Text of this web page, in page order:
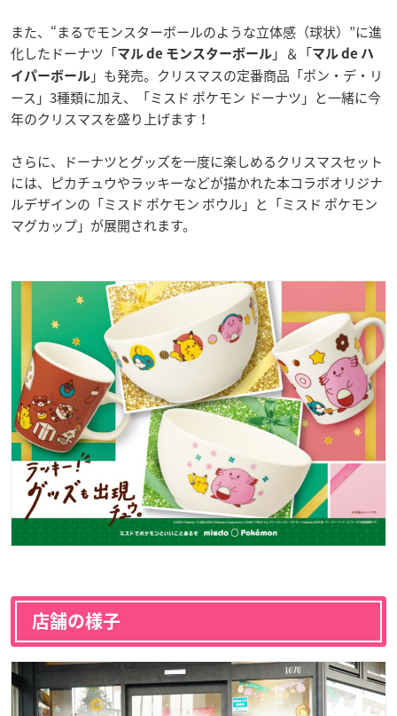
また、“まるでモンスターボールのような立体感（球状）”に進
化したドーナツ「マル de モンスターボール 」＆「マル de ハ
イパーボール 」も発売。クリスマスの定番商品「ポン・デ・リ
ース」3種類に加え、「ミスド ポケモン ドーナツ」と一緒に今
年のクリスマスを盛り上げます！
さらに、ドーナツとグッズを一度に楽しめるクリスマスセット
には、ピカチュウやラッキーなどが描かれた本コラボオリジナ
ルデザインの「ミスド ポケモン ボウル」と「ミスド ポケモン
マグカップ」が展開されます。
店舗の様子